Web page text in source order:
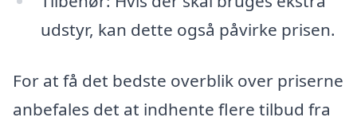
udstyr, kan dette også påvirke prisen.
For at få det bedste overblik over priserne
anbefales det at indhente flere tilbud fra